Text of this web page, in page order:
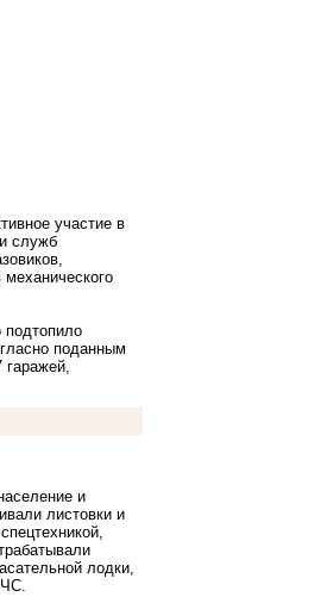
участие в
служб
подтопило
поданным
гаражей,
и
листовки и
лодки,
ЧС.